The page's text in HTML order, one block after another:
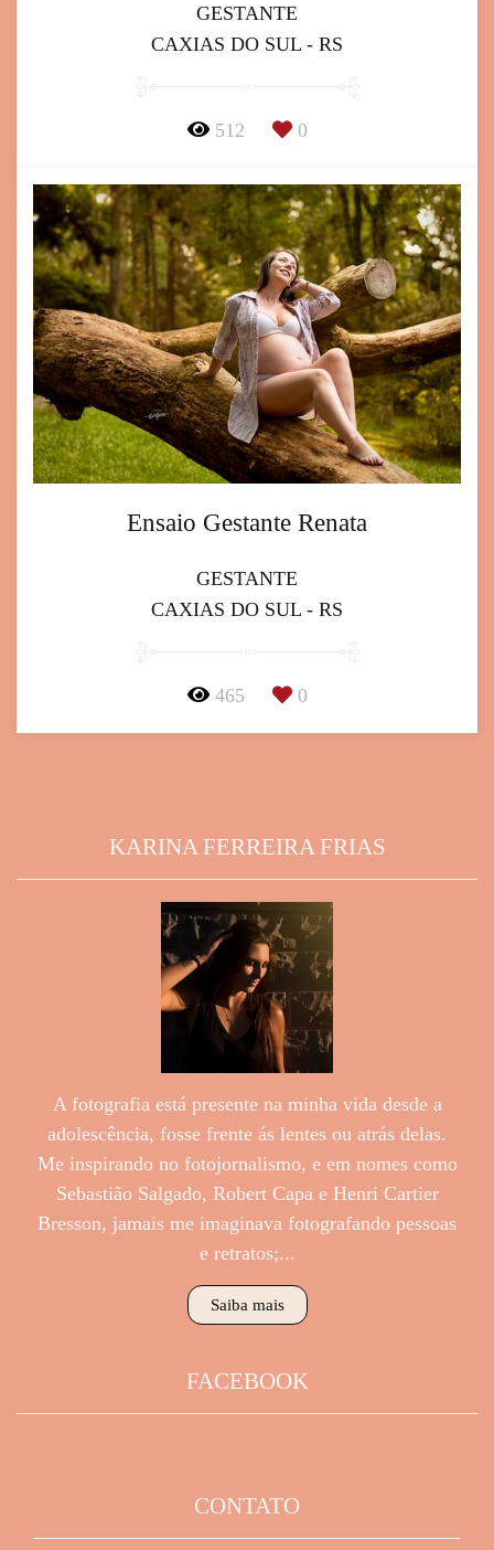
GESTANTE
CAXIAS DO SUL - RS
512 0
Ensaio Gestante Renata
GESTANTE
CAXIAS DO SUL - RS
465 0
KARINA FERREIRA FRIAS
A fotografia está presente na minha vida desde a
adolescência, fosse frente ás lentes ou atrás delas.
Me inspirando no fotojornalismo, e em nomes como
Sebastião Salgado, Robert Capa e Henri Cartier
Bresson, jamais me imaginava fotografando pessoas
e retratos;...
Saiba mais
FACEBOOK
CONTATO